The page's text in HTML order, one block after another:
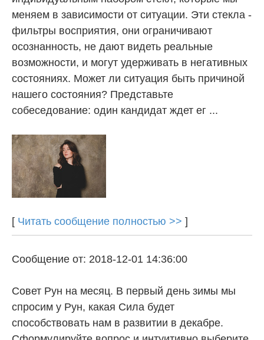
меняем в зависимости от ситуации. Эти стекла -
фильтры восприятия, они ограничивают
осознанность, не дают видеть реальные
возможности, и могут удерживать в негативных
состояниях. Может ли ситуация быть причиной
нашего состояния? Представьте
собеседование: один кандидат ждет ег ...
[ Читать сообщение полностью >> ]
Сообщение от: 2018-12-01 14:36:00
Совет Рун на месяц. В первый день зимы мы
спросим у Рун, какая Сила будет
способствовать нам в развитии в декабре.